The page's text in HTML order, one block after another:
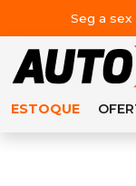
Seg a sex
ESTOQUE